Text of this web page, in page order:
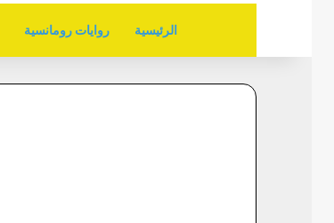
الرئيسية روايات رومانسية